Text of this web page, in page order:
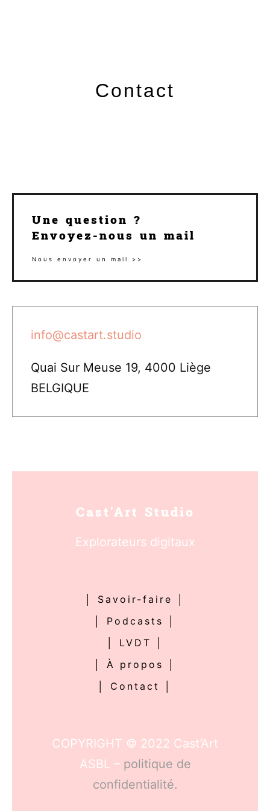
Contact
Une question ?
Envoyez-nous un mail
Nous envoyer un mail >>
info@castart.studio
Quai Sur Meuse 19, 4000 Liège
BELGIQUE
Cast'Art Studio
Explorateurs digitaux
│ Savoir-faire │
│ Podcasts │
│ LVDT │
│ À propos │
│ Contact │
COPYRIGHT © 2022 Cast’Art
ASBL – politique de
confidentialité.